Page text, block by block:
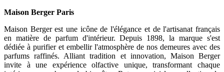
Maison Berger Paris
Maison Berger est une icône de l'élégance et de l'artisanat français
en matière de parfum d'intérieur. Depuis 1898, la marque s'est
dédiée à purifier et embellir l'atmosphère de nos demeures avec des
parfums raffinés. Alliant tradition et innovation, Maison Berger
invite à une expérience olfactive unique, transformant chaque